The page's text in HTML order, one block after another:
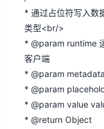
* 通过占位符写入数
类型<br/>
* @param runtime
客户端
* @param
* @param
* @param value
* @return Object